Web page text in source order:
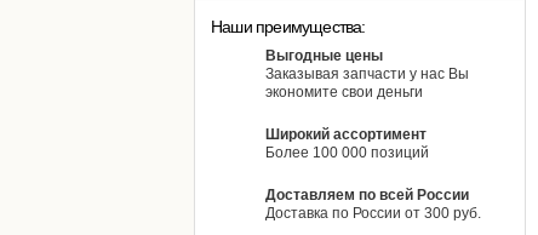
Наши преимущества:
Выгодные цены
Заказывая запчасти у нас Вы
экономите свои деньги
Широкий ассортимент
Более 100 000 позиций
Доставляем по всей России
Доставка по России от 300 руб.